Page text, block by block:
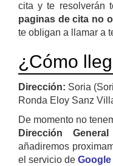
cita y te resolverán
paginas de cita no
te obligan a llamar a
¿Cómo
Dirección: Soria
Ronda Eloy Sanz
De momento no
Dirección
añadiremos
el servicio de Google